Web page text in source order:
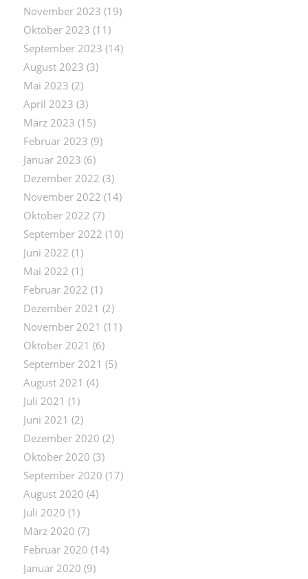
November 2023 (19)
Oktober 2023 (11)
September 2023 (14)
August 2023 (3)
Mai 2023 (2)
April 2023 (3)
März 2023 (15)
Februar 2023 (9)
Januar 2023 (6)
Dezember 2022 (3)
November 2022 (14)
Oktober 2022 (7)
September 2022 (10)
Juni 2022 (1)
Mai 2022 (1)
Februar 2022 (1)
Dezember 2021 (2)
November 2021 (11)
Oktober 2021 (6)
September 2021 (5)
August 2021 (4)
Juli 2021 (1)
Juni 2021 (2)
Dezember 2020 (2)
Oktober 2020 (3)
September 2020 (17)
August 2020 (4)
Juli 2020 (1)
März 2020 (7)
Februar 2020 (14)
Januar 2020 (9)